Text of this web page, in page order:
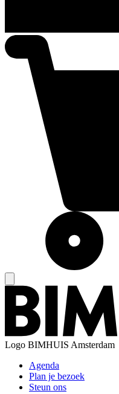
Logo BIMHUIS Amsterdam
Agenda
Plan je bezoek
Steun ons